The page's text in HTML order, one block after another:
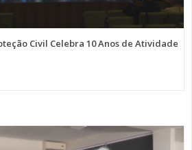
Civil Celebra 10 Anos de Atividade